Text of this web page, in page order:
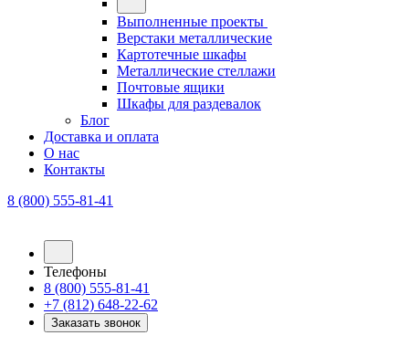
Выполненные проекты
Верстаки металлические
Картотечные шкафы
Металлические стеллажи
Почтовые ящики
Шкафы для раздевалок
Блог
Доставка и оплата
О нас
Контакты
8 (800) 555-81-41
Телефоны
8 (800) 555-81-41
+7 (812) 648-22-62
Заказать звонок